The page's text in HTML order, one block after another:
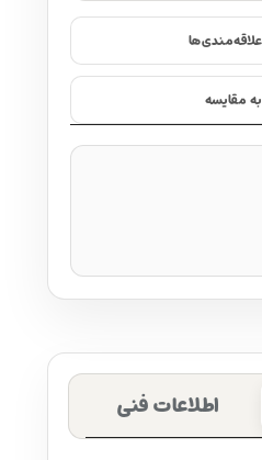
مقایسه
اطلاعات فنی